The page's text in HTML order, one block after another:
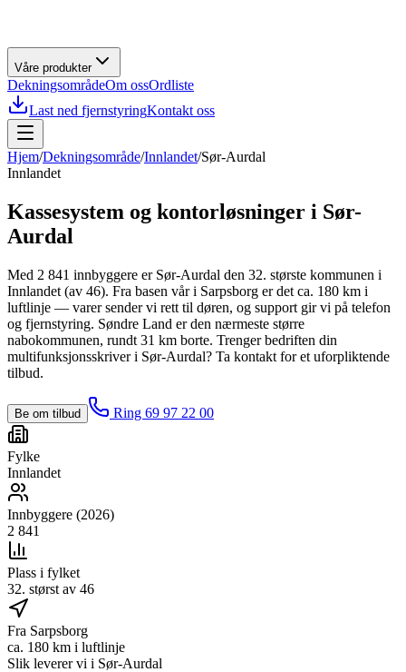
Våre produkter
DekningsområdeOm ossOrdliste
Last ned fjernstyringKontakt oss
Hjem/Dekningsområde/Innlandet/Sør-Aurdal
Innlandet
Kassesystem og kontorløsninger i Sør-
Aurdal
Med 2 841 innbyggere er Sør-Aurdal den 32. største kommunen i
Innlandet (av 46). Fra basen vår i Sarpsborg er det ca. 180 km i
luftlinje — varer sender vi rett til døren, og support gir vi på telefon
og fjernstyring. Søndre Land er den nærmeste større
nabokommunen, rundt 31 km borte. Trenger bedriften din
multifunksjonsskriver i Sør-Aurdal? Ta kontakt for et uforpliktende
tilbud.
Be om tilbud Ring 69 97 22 00
Fylke
Innlandet
Innbyggere (2026)
2 841
Plass i fylket
32. størst av 46
Fra Sarpsborg
ca. 180 km i luftlinje
Slik leverer vi i Sør-Aurdal